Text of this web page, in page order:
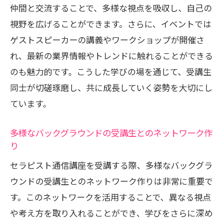
仲間と交流することで、多様な視点を吸収し、自己の
視野を広げることができます。さらに、イベントでは
ゲストスピーカーの講義やワークショップが開催さ
れ、最新の業界情報やトレンドに触れることができる
のも魅力的です。こうした学びの場を通じて、受講生
同士が切磋琢磨し、共に成長していく姿勢を大切にし
ています。
多様なバックグラウンドの受講生とのネットワーク作
り
セラピスト通信講座を受講する際、多様なバックグラ
ウンドの受講生とのネットワーク作りは非常に重要で
す。このネットワークを活用することで、異なる視点
や考え方を取り入れることができ、学びをさらに深め